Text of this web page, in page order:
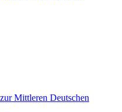
Mittleren Deutschen